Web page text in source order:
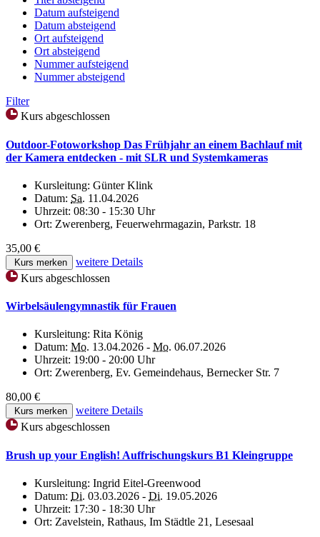
Datum aufsteigend
Datum absteigend
Ort aufsteigend
Ort absteigend
Nummer aufsteigend
Nummer absteigend
Filter
Kurs abgeschlossen
Outdoor-Fotoworkshop Das Frühjahr an einem Bachlauf mit
der Kamera entdecken - mit SLR und Systemkameras
Kursleitung: Günter Klink
Datum: Sa. 11.04.2026
Uhrzeit: 08:30 - 15:30 Uhr
Ort: Zwerenberg, Feuerwehrmagazin, Parkstr. 18
35,00 €
Kurs merken
weitere Details
Kurs abgeschlossen
Wirbelsäulengymnastik für Frauen
Kursleitung: Rita König
Datum: Mo. 13.04.2026 - Mo. 06.07.2026
Uhrzeit: 19:00 - 20:00 Uhr
Ort: Zwerenberg, Ev. Gemeindehaus, Bernecker Str. 7
80,00 €
Kurs merken
weitere Details
Kurs abgeschlossen
Brush up your English! Auffrischungskurs B1 Kleingruppe
Kursleitung: Ingrid Eitel-Greenwood
Datum: Di. 03.03.2026 - Di. 19.05.2026
Uhrzeit: 17:30 - 18:30 Uhr
Ort: Zavelstein, Rathaus, Im Städtle 21, Lesesaal